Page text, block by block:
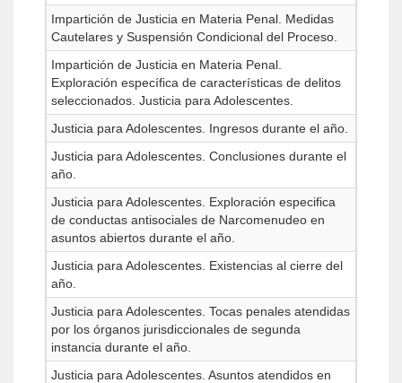
Impartición de Justicia en Materia Penal. Medidas
Cautelares y Suspensión Condicional del Proceso.
Impartición de Justicia en Materia Penal.
Exploración específica de características de delitos
seleccionados. Justicia para Adolescentes.
Justicia para Adolescentes. Ingresos durante el año.
Justicia para Adolescentes. Conclusiones durante el
año.
Justicia para Adolescentes. Exploración especifica
de conductas antisociales de Narcomenudeo en
asuntos abiertos durante el año.
Justicia para Adolescentes. Existencias al cierre del
año.
Justicia para Adolescentes. Tocas penales atendidas
por los órganos jurisdiccionales de segunda
instancia durante el año.
Justicia para Adolescentes. Asuntos atendidos en